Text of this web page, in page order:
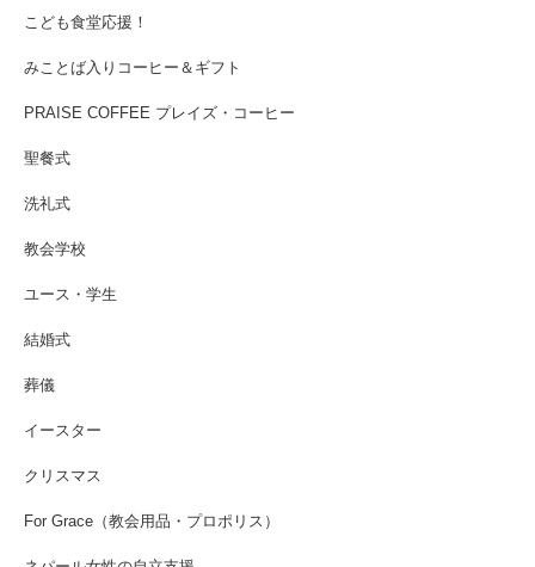
こども食堂応援！
みことば入りコーヒー＆ギフト
PRAISE COFFEE プレイズ・コーヒー
聖餐式
洗礼式
教会学校
ユース・学生
結婚式
葬儀
イースター
クリスマス
For Grace（教会用品・プロポリス）